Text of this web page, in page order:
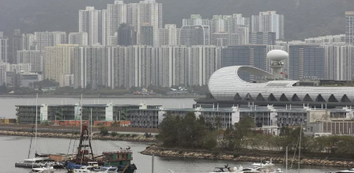
題
資
樓
市